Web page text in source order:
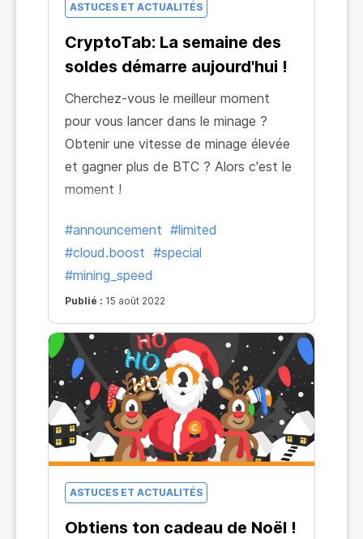
ASTUCES ET ACTUALITÉS
CryptoTab: La semaine des
soldes démarre aujourd'hui !
Cherchez-vous le meilleur moment
pour vous lancer dans le minage ?
Obtenir une vitesse de minage élevée
et gagner plus de BTC ? Alors c'est le
moment !
#announcement #limited
#cloud.boost #special
#mining_speed
Publié : 15 août 2022
ASTUCES ET ACTUALITÉS
Obtiens ton cadeau de Noël !